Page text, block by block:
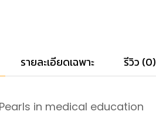
รายละเอียดเฉพาะ รีวิว (0)
in medical education